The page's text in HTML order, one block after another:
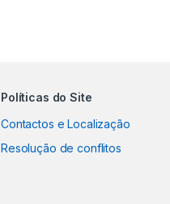
Políticas do Site
Contactos e Localização
Resolução de conflitos